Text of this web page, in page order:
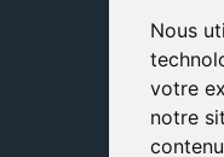
Nous
votre
notre
Ozone,